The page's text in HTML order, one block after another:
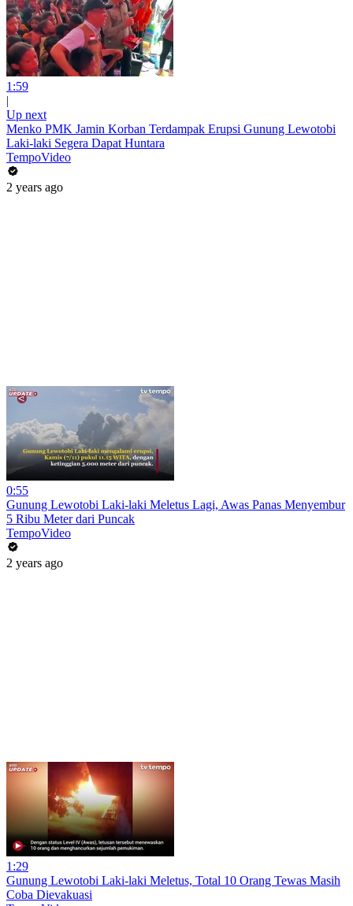
1:59
|
Up next
Menko PMK Jamin Korban Terdampak Erupsi Gunung Lewotobi
Laki-laki Segera Dapat Huntara
TempoVideo
2 years ago
0:55
Gunung Lewotobi Laki-laki Meletus Lagi, Awas Panas Menyembur
5 Ribu Meter dari Puncak
TempoVideo
2 years ago
1:29
Gunung Lewotobi Laki-laki Meletus, Total 10 Orang Tewas Masih
Coba Dievakuasi